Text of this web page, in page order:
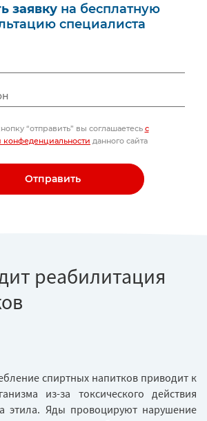
заявкуна бесплатную
специалиста
“отправить” вы соглашаетесь с
конфеденциальности данного сайта
Отправить
реабилитация
спиртных напитков приводит к
из-за токсического действия
этила. Яды провоцируют нарушение